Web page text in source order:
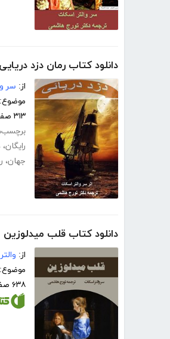
دانلود کتاب رمان دزد دریایی
از: سر
موضوع:
۳۱۳ صفحه
رایگان،
جهان،
دانلود کتاب قلب میدلوزین
از:
موضوع:
۶۳۸ صفحه